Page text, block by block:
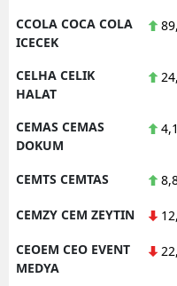
CCOLA COCA COLA
ICECEK
CELHA CELIK
HALAT
CEMAS CEMAS
DOKUM
CEMTS CEMTAS
CEMZY CEM ZEYTIN
CEOEM CEO EVENT
MEDYA